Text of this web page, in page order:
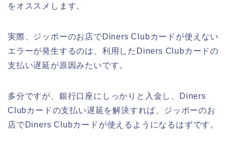
をオススメします。
実際、ジッポーのお店でDiners Clubカードが使えない
エラーが発生するのは、利用したDiners Clubカードの
支払い遅延が原因みたいです。
多分ですが、銀行口座にしっかりと入金し、Diners
Clubカードの支払い遅延を解決すれば、ジッポーのお
店でDiners Clubカードが使えるようになるはずです。